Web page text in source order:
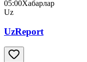
05:00Хабарлар
Uz
UzReport